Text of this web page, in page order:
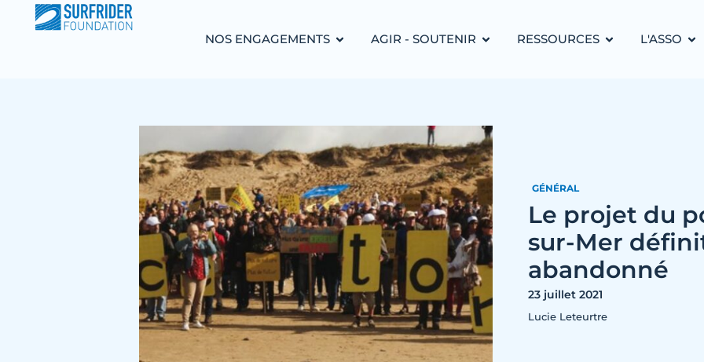
NOS ENGAGEMENTS AGIR - SOUTENIR RESSOURCES L'ASSO
GÉNÉRAL
Le projet du
sur-Mer
abandonné
23 juillet 2021
Lucie Leteurtre